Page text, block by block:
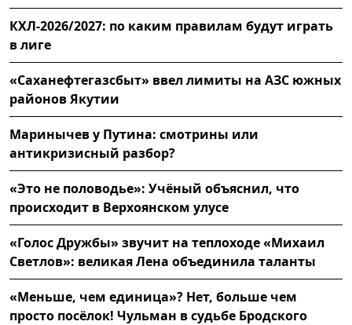
КХЛ-2026/2027: по каким правилам будут играть
в лиге
«Саханефтегазсбыт» ввел лимиты на АЗС южных
районов Якутии
Маринычев у Путина: смотрины или
антикризисный разбор?
«Это не половодье»: Учёный объяснил, что
происходит в Верхоянском улусе
«Голос Дружбы» звучит на теплоходе «Михаил
Светлов»: великая Лена объединила таланты
«Меньше, чем единица»? Нет, больше чем
просто посёлок! Чульман в судьбе Бродского